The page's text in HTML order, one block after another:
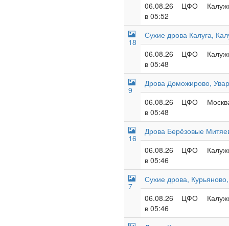
06.08.26
в 05:52
ЦФО
18
Сухие дрова Калуга,
06.08.26
в 05:48
ЦФО
9
Дрова Доможирово,
06.08.26
в 05:48
ЦФО
16
Дрова Берёзовые
06.08.26
в 05:46
ЦФО
7
Сухие дрова,
06.08.26
в 05:46
ЦФО